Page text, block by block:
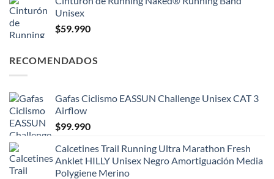
Unisex
$59.990
RECOMENDADOS
Gafas Ciclismo EASSUN Challenge Unisex CAT 3
Airflow
$99.990
Calcetines Trail Running Ultra Marathon Fresh
Anklet HILLY Unisex Negro Amortiguación Media
Polygiene Merino